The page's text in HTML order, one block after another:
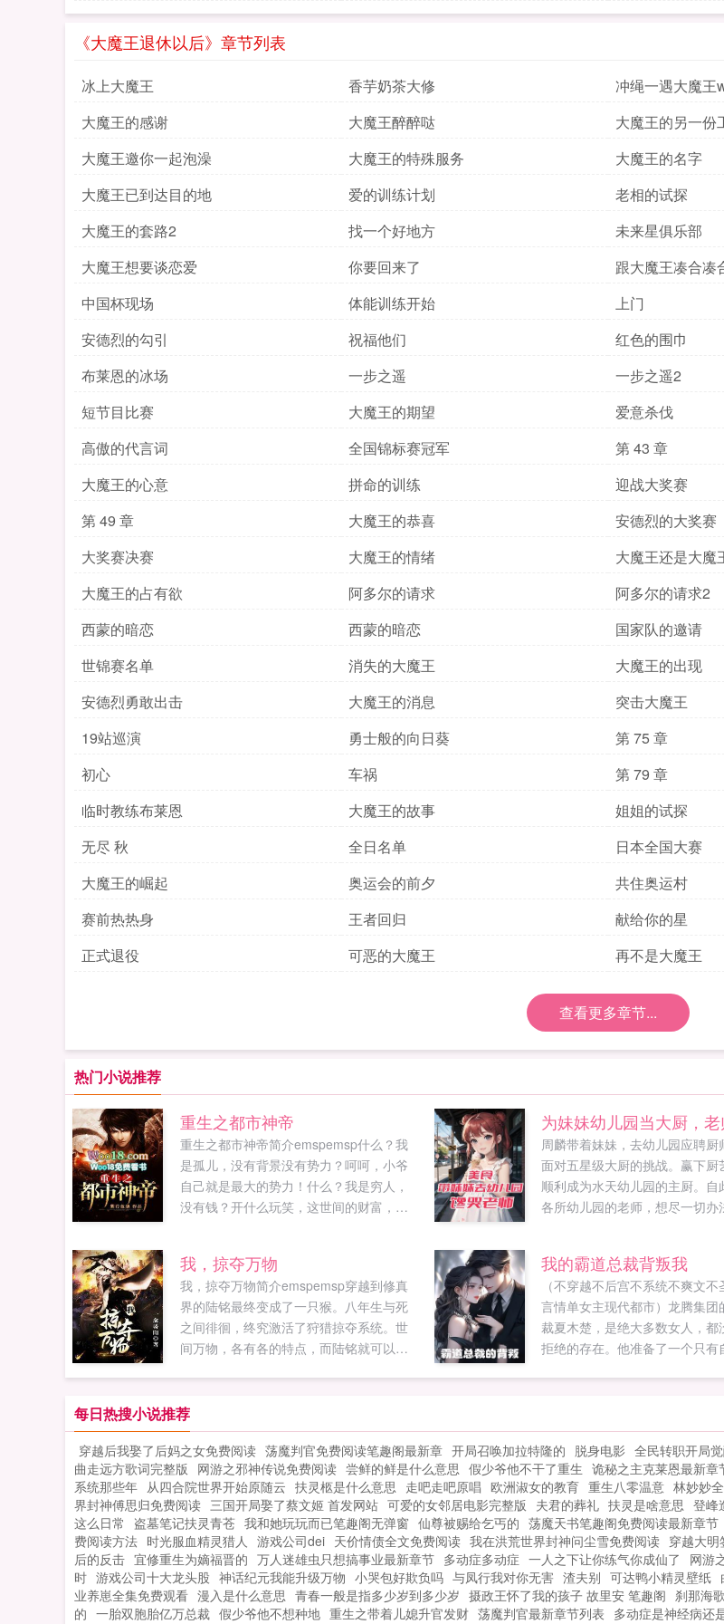
《大魔王退休以后》章节列表
冰上大魔王 香芋奶茶大修
大魔王的感谢
大魔王醉醉哒 大魔王的另一份
大魔王邀你一起泡澡
大魔王的特殊服务 大魔王的名字
大魔王已到达目的地
爱的训练计划 老相的试探
大魔王的套路2
找一个好地方 未来星俱乐部
大魔王想要谈恋爱
你要回来了 跟大魔王凑合凑
中国杯现场
体能训练开始 上门
安德烈的勾引
祝福他们 红色的围巾
布莱恩的冰场
一步之遥 一步之遥2
短节目比赛
大魔王的期望 爱意杀伐
高傲的代言词
全国锦标赛冠军 第 43 章
大魔王的心意
拼命的训练 迎战大奖赛
第 49 章
大魔王的恭喜 安德烈的大奖赛
大奖赛决赛
大魔王的情绪 大魔王还是大魔
大魔王的占有欲
阿多尔的请求 阿多尔的请求2
西蒙的暗恋
西蒙的暗恋 国家队的邀请
世锦赛名单
消失的大魔王 大魔王的出现
安德烈勇敢出击
大魔王的消息 突击大魔王
19站巡演
勇士般的向日葵 第 75 章
初心
车祸 第 79 章
临时教练布莱恩
大魔王的故事 姐姐的试探
无尽 秋
全日名单 日本全国大赛
大魔王的崛起
奥运会的前夕 共住奥运村
赛前热热身
王者回归 献给你的星
正式退役
可恶的大魔王 再不是大魔王
查看更多章节...
热门小说推荐
重生之都市神帝
重生之都市神帝简介emspemsp什么？我
是孤儿，没有背景没有势力？呵呵，小爷
自己就是最大的势力！什么？我是穷人，
没有钱？开什么玩笑，这世间的财富，只
人欺负我...
周麟带着妹妹，去幼儿园应聘厨
面对五星级大厨的挑战。赢下厨
顺利成为水天幼儿园的主厨。自
各所幼儿园的老师，想尽一切办
育局卫生局警局消防站绞尽脑汁
去水天幼儿园蹭周麟做的饭。
保健...
我，掠夺万物
我，掠夺万物简介emspemsp穿越到修真
界的陆铭最终变成了一只猴。八年生与死
之间徘徊，终究激活了狩猎掠夺系统。世
间万物，各有各的特点，而陆铭就可以从
我的霸道总裁背叛我
（不穿越不后宫不系统不爽文
言情单女主现代都市）龙腾集团
裁夏木楚，是绝大多数女人，都
拒绝的存在。他准备了一个只有
了得到夏木楚，精心策划了一场
她以死相逼的...
每日热搜小说推荐
穿越后我娶了后妈之女免费阅读 荡魔判官免费阅读笔趣阁最新章 开局召唤加拉特隆的 脱身电影 全民转职开局
曲走远方歌词完整版 网游之邪神传说免费阅读 尝鲜的鲜是什么意思 假少爷他不干了重生 诡秘之主克莱恩最新章
系统那些年 从四合院世界开始原随云 扶灵柩是什么意思 走吧走吧原唱 欧洲淑女的教育 重生八零温意 林妙妙
界封神傅思归免费阅读 三国开局娶了蔡文姬 首发网站 可爱的女邻居电影完整版 夫君的葬礼 扶灵是啥意思 登峰
这么日常
盗墓笔记扶灵青苍 我和她玩玩而已笔趣阁无弹窗 仙尊被赐给乞丐的 荡魔天书笔趣阁免费阅读最新章节
费阅读方法 时光服血精灵猎人 游戏公司dei 天价情债全文免费阅读 我在洪荒世界封神问尘雪免费阅读 穿越大明
后的反击 宜修重生为嫡福晋的 万人迷雄虫只想搞事业最新章节 多动症多动症 一人之下让你练气你成仙了 网游
时 游戏公司十大龙头股 神话纪元我能升级万物 小哭包好欺负吗 与凤行我对你无害 渣夫别 可达鸭小精灵壁纸
业养崽全集免费观看 漫入是什么意思 青春一般是指多少岁到多少岁 摄政王怀了我的孩子 故里安 笔趣阁 刹那海
的 一胎双胞胎亿万总裁 假少爷他不想种地 重生之带着儿媳升官发财 荡魔判官最新章节列表 多动症是神经病还